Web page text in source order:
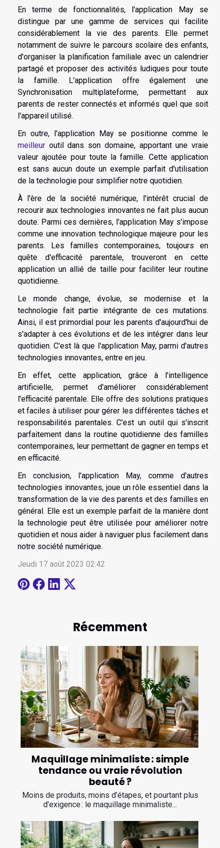
Récemment
Maquillage minimaliste : simple
tendance ou vraie révolution
beauté ?
Moins de produits, moins d’étapes, et pourtant plus
d’exigence : le maquillage minimaliste...
En terme de fonctionnalités, l'application May se
distingue par une gamme de services qui facilite
considérablement la vie des parents. Elle permet
notamment de suivre le parcours scolaire des enfants,
d'organiser la planification familiale avec un calendrier
partagé et proposer des activités ludiques pour toute
la famille. L'application offre également une
Synchronisation multiplateforme, permettant aux
parents de rester connectés et informés quel que soit
l'appareil utilisé.
En outre, l'application May se positionne comme le
meilleur outil dans son domaine, apportant une vraie
valeur ajoutée pour toute la famille. Cette application
est sans aucun doute un exemple parfait d'utilisation
de la technologie pour simplifier notre quotidien.
À l'ère de la société numérique, l'intérêt crucial de
recourir aux technologies innovantes ne fait plus aucun
doute. Parmi ces dernières, l'application May s'impose
comme une innovation technologique majeure pour les
parents. Les familles contemporaines, toujours en
quête d'efficacité parentale, trouveront en cette
application un allié de taille pour faciliter leur routine
quotidienne.
Le monde change, évolue, se modernise et la
technologie fait partie intégrante de ces mutations.
Ainsi, il est primordial pour les parents d'aujourd'hui de
s'adapter à ces évolutions et de les intégrer dans leur
quotidien. C'est là que l'application May, parmi d'autres
technologies innovantes, entre en jeu.
En effet, cette application, grâce à l'intelligence
artificielle, permet d'améliorer considérablement
l'efficacité parentale. Elle offre des solutions pratiques
et faciles à utiliser pour gérer les différentes tâches et
responsabilités parentales. C'est un outil qui s'inscrit
parfaitement dans la routine quotidienne des familles
contemporaines, leur permettant de gagner en temps et
en efficacité.
En conclusion, l'application May, comme d'autres
technologies innovantes, joue un rôle essentiel dans la
transformation de la vie des parents et des familles en
général. Elle est un exemple parfait de la manière dont
la technologie peut être utilisée pour améliorer notre
quotidien et nous aider à naviguer plus facilement dans
notre société numérique.
Jeudi 17 août 2023 02:42